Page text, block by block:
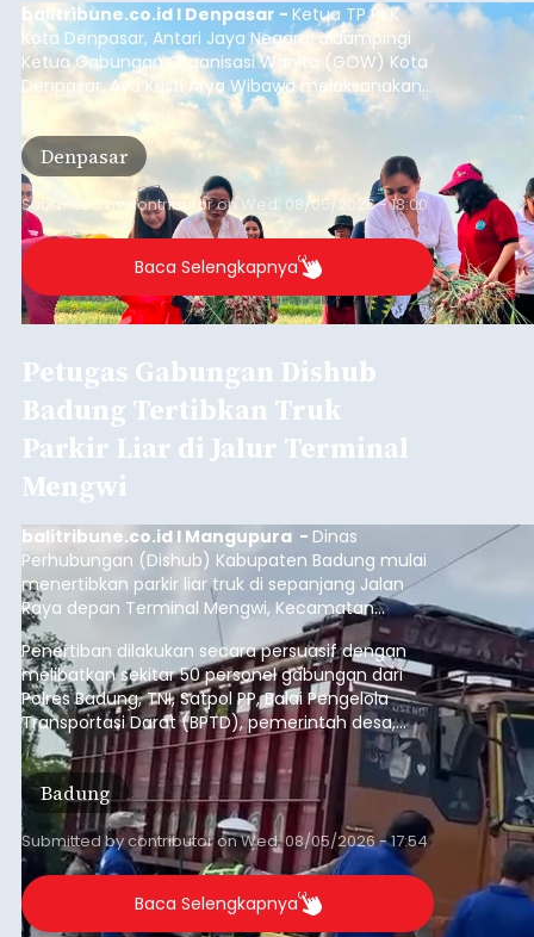
balitribune.co.id I Denpasar - Ketua TP PKK
Kota Denpasar, Antari Jaya Negara, didampingi
Ketua Gabungan Organisasi Wanita (GOW) Kota
Denpasar, Ayu Kristi Arya Wibawa melaksanakan
panen bawang merah dan jagung manis
bersama anak-anak Pendidikan Anak Usia Dini
(PAUD) di Subak Intaran Barat, Rabu (5/8/2026).
Denpasar
Submitted by contributoron Wed, 08/05/2026 - 18:00
Baca Selengkapnya
Petugas Gabungan Dishub
Badung Tertibkan Truk
Parkir Liar di Jalur Terminal
Mengwi
balitribune.co.id I Mangupura - Dinas
Perhubungan (Dishub) Kabupaten Badung mulai
menertibkan parkir liar truk di sepanjang Jalan
Raya depan Terminal Mengwi, Kecamatan
Mengwi, Rabu (5/8/2026).
Penertiban dilakukan secara persuasif dengan
melibatkan sekitar 50 personel gabungan dari
Polres Badung, TNI, Satpol PP, Balai Pengelola
Transportasi Darat (BPTD), pemerintah desa,
desa adat, Linmas, dan Pecalang.
Badung
Submitted bycontributoronWed, 08/05/2026 - 17:54
Baca Selengkapnya